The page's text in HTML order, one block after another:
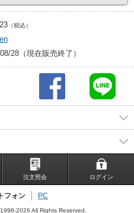
（税込）
28（現在販売終了）
注文照会 ログイン
フォン PC
2026 All Rights Reserved.